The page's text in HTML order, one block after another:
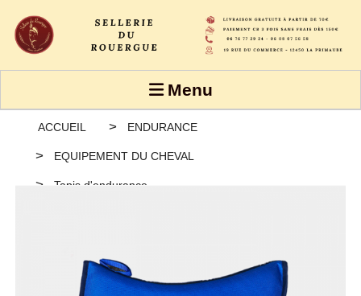
Menu
ACCUEIL ENDURANCE
EQUIPEMENT DU CHEVAL
Tapis d'endurance